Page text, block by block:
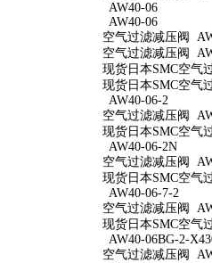
AW40-06
AW40-06
空气过滤减压阀
空气过滤减压阀
现货日本SMC空气
现货日本SMC空气
AW40-06-2
空气过滤减压阀
现货日本SMC空气
AW40-06-2N
空气过滤减压阀
现货日本SMC空气
AW40-06-7-2
空气过滤减压阀
现货日本SMC空气
AW40-06BG-2-
空气过滤减压阀